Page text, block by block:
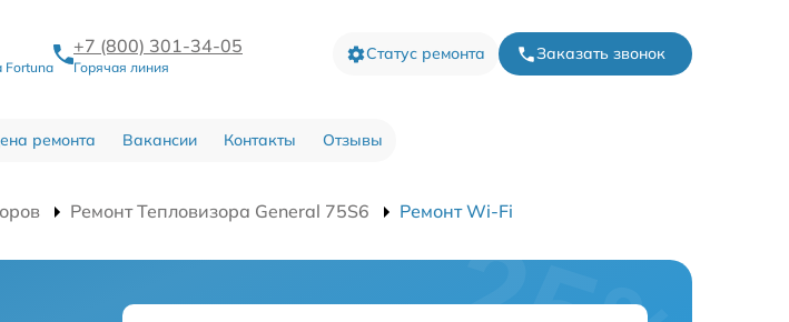
Fortuna
+7 (800) 301-34-05
Горячая линия
Статус ремонта Заказать звонок
ремонта Вакансии Контакты Отзывы
Ремонт Тепловизора General 75S6 Ремонт Wi-Fi